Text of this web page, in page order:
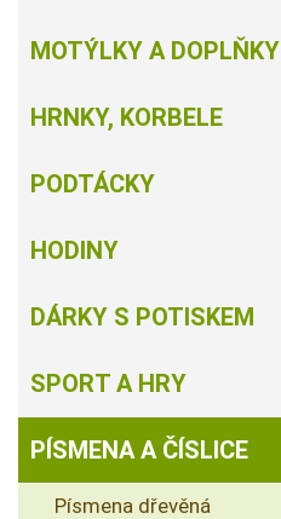
MOTÝLKY A DOPLŇKY
HRNKY, KORBELE
PODTÁCKY
HODINY
DÁRKY S POTISKEM
SPORT A HRY
PÍSMENA A ČÍSLICE
Písmena dřevěná